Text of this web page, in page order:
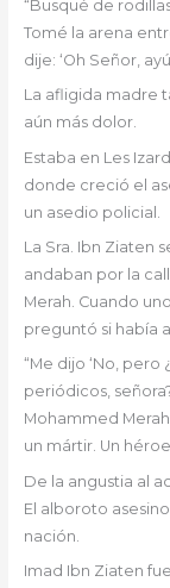
“Busqué de
Tomé la arena
dije: ‘Oh Señor,
La afligida madre
aún más dolor.
Estaba en Les
donde creció el
un asedio policial.
La Sra. Ibn Ziaten
andaban por la
Merah. Cuando
preguntó si había
“Me dijo ‘No, pero
periódicos,
Mohammed
un mártir. Un héroe
De la angustia al
El alboroto
nación.
Imad Ibn Ziaten